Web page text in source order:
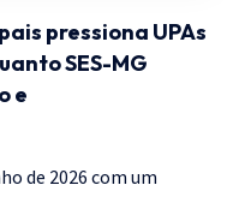
pressiona UPAs
SES-MG
e
de 2026 com um